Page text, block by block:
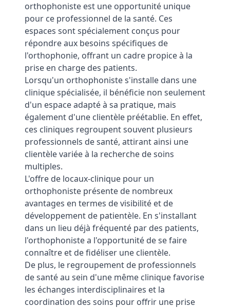
orthophoniste est une opportunité unique
pour ce professionnel de la santé. Ces
espaces sont spécialement conçus pour
répondre aux besoins spécifiques de
l'orthophonie, offrant un cadre propice à la
prise en charge des patients.
Lorsqu'un orthophoniste s'installe dans une
clinique spécialisée, il bénéficie non seulement
d'un espace adapté à sa pratique, mais
également d'une clientèle préétablie. En effet,
ces cliniques regroupent souvent plusieurs
professionnels de santé, attirant ainsi une
clientèle variée à la recherche de soins
multiples.
L'offre de locaux-clinique pour un
orthophoniste présente de nombreux
avantages en termes de visibilité et de
développement de patientèle. En s'installant
dans un lieu déjà fréquenté par des patients,
l'orthophoniste a l'opportunité de se faire
connaître et de fidéliser une clientèle.
De plus, le regroupement de professionnels
de santé au sein d'une même clinique favorise
les échanges interdisciplinaires et la
coordination des soins pour offrir une prise